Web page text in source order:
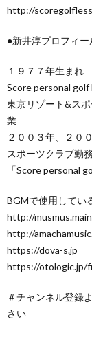
http://
●新井淳プロフィー
１９７７年生まれ
Score personal golf
東京リゾート&ス
業
２００３年、２０
スポーツクラブ勤
「Score personal
BGMで使用してい
http://
http://
https://dova-s.jp
https://otologic.jp/
＃チャンネル登録
さい